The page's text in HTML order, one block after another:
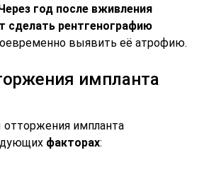
год после вживления
сделать рентгенографию
выявить её атрофию.
импланта
импланта
факторах: